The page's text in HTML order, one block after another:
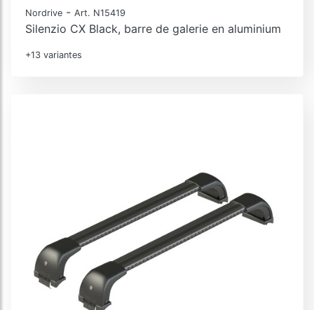
Nordrive - Art. N15419
Silenzio CX Black, barre de galerie en aluminium
+13 variantes